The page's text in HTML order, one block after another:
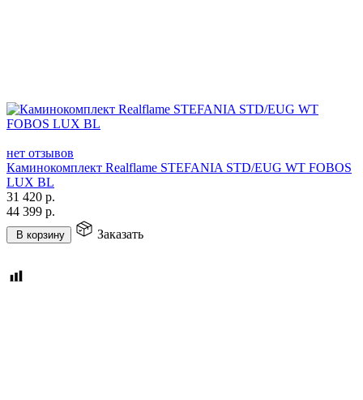
нет отзывов
Каминокомплект Realflame STEFANIA STD/EUG WT FOBOS
LUX BL
31 420 р.
44 399 р.
В корзину Заказать